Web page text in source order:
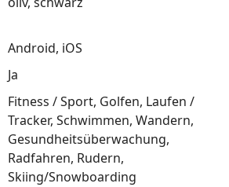
Android iOS
Ja
Fitness / Sport Golfen Laufen /
Tracker Schwimmen Wandern
Gesundheitsüberwachung
Radfahren Rudern
Skiing/Snowboarding